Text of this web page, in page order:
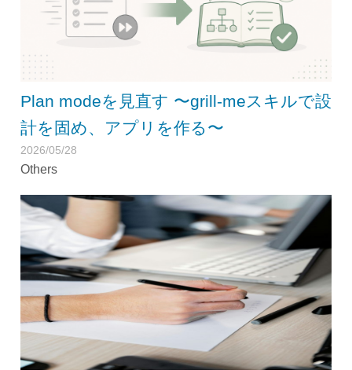
Plan modeを見直す 〜grill-meスキルで設
計を固め、アプリを作る〜
2026/05/28
Others